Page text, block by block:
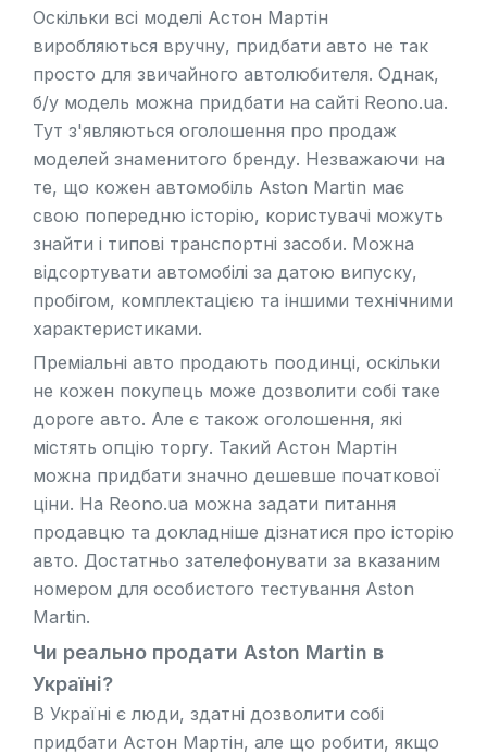
Оскільки всі моделі Астон Мартін
виробляються вручну, придбати авто не так
просто для звичайного автолюбителя. Однак,
б/у модель можна придбати на сайті Reono.ua.
Тут з'являються оголошення про продаж
моделей знаменитого бренду. Незважаючи на
те, що кожен автомобіль Aston Martin має
свою попередню історію, користувачі можуть
знайти і типові транспортні засоби. Можна
відсортувати автомобілі за датою випуску,
пробігом, комплектацією та іншими технічними
характеристиками.
Преміальні авто продають поодинці, оскільки
не кожен покупець може дозволити собі таке
дороге авто. Але є також оголошення, які
містять опцію торгу. Такий Астон Мартін
можна придбати значно дешевше початкової
ціни. На Reono.ua можна задати питання
продавцю та докладніше дізнатися про історію
авто. Достатньо зателефонувати за вказаним
номером для особистого тестування Aston
Martin.
Чи реально продати Aston Martin в
Україні?
В Україні є люди, здатні дозволити собі
придбати Астон Мартін, але що робити, якщо